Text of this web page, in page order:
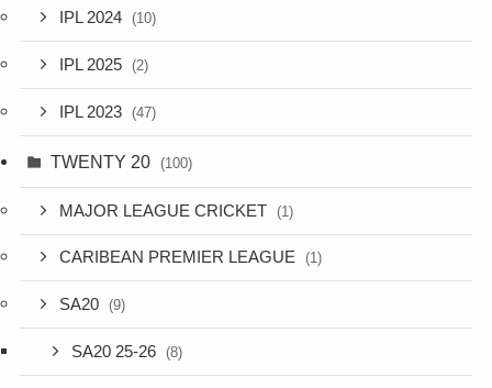
IPL 2024 (10)
IPL 2025 (2)
IPL 2023 (47)
TWENTY 20 (100)
MAJOR LEAGUE CRICKET (1)
CARIBEAN PREMIER LEAGUE (1)
SA20 (9)
SA20 25-26 (8)